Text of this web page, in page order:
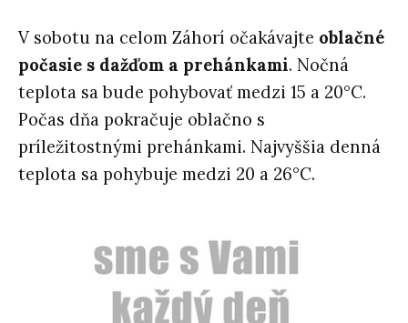
V sobotu na celom Záhorí očakávajte oblačné
počasie s dažďom a prehánkami. Nočná
teplota sa bude pohybovať medzi 15 a 20°C.
Počas dňa pokračuje oblačno s
príležitostnými prehánkami. Najvyššia denná
teplota sa pohybuje medzi 20 a 26°C.